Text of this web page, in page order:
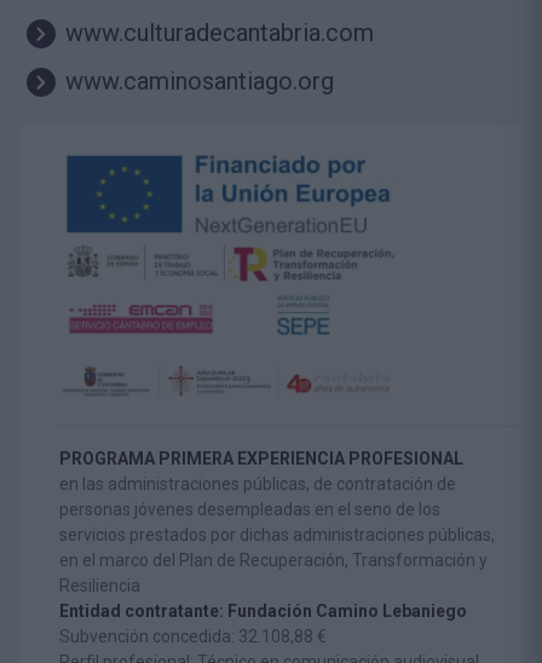
www.culturadecantabria.com
www.caminosantiago.org
PROGRAMA PRIMERA EXPERIENCIA PROFESIONAL
en las administraciones públicas, de contratación de
personas jóvenes desempleadas en el seno de los
servicios prestados por dichas administraciones públicas,
en el marco del Plan de Recuperación, Transformación y
Resiliencia
Entidad contratante: Fundación Camino Lebaniego
Subvención concedida: 32.108,88 €